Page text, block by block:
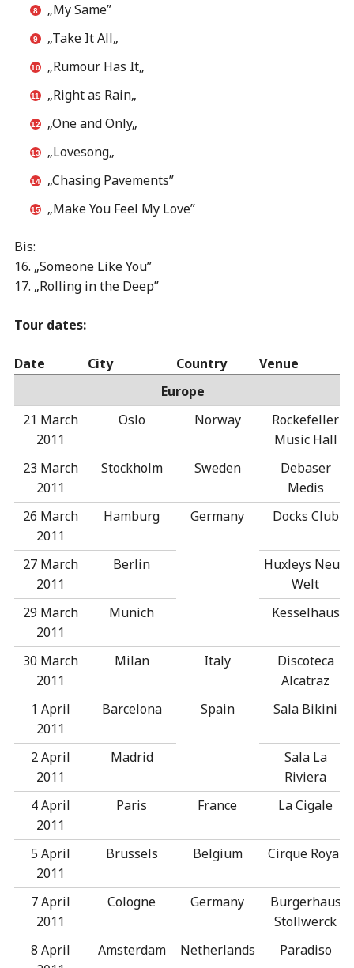
„My Same”
„Take It All„
„Rumour Has It„
„Right as Rain„
„One and Only„
„Lovesong„
„Chasing Pavements”
„Make You Feel My Love”
Bis:
16. „Someone Like You”
17. „Rolling in the Deep”
Tour dates:
Date City Country
Venue
Europe
21 March
2011
Oslo Norway
Rockefeller
Music Hall
23 March
2011
Stockholm Sweden
Debaser
Medis
26 March
2011
Hamburg Germany Docks Club
27 March
2011
Berlin
Huxleys Neue
Welt
29 March
2011
Munich Kesselhaus
30 March
2011
Milan Italy
Discoteca
Alcatraz
1 April
2011
Barcelona Spain Sala Bikini
2 April
2011
Madrid
Sala La
Riviera
4 April
2011
Paris France La Cigale
5 April
2011
Brussels Belgium Cirque Royal
7 April
2011
Cologne Germany
Burgerhaus
Stollwerck
8 April
Amsterdam Netherlands Paradiso